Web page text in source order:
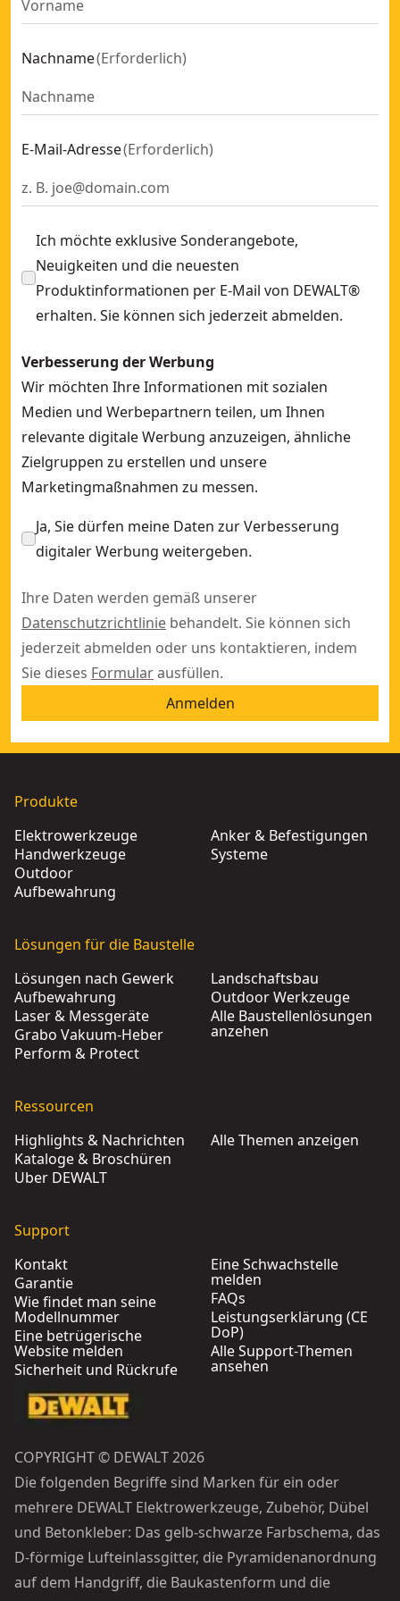
10pc Insert Bundle Pack for Tough Case- SKU:DT70805-QZ
Mittlerer TOUGHCASE™ Koffer inkl. Schüttboxen und
TSTAK®™ IV Werkzeugbox mit zwei Schubladen und
Metallschiene 48" - Integriertes Aufbewahrungssystem
Kunststoffbehälter (Doppelpack) - Integriertes
Nachname(Erforderlich)
E-Mail-Adresse(Erforderlich)
Ich möchte exklusive Sonderangebote,
Neuigkeiten und die neuesten
Produktinformationen per E-Mail von DEWALT®
erhalten. Sie können sich jederzeit abmelden.
Verbesserung der Werbung
Wir möchten Ihre Informationen mit sozialen
Medien und Werbepartnern teilen, um Ihnen
relevante digitale Werbung anzuzeigen, ähnliche
Zielgruppen zu erstellen und unsere
Marketingmaßnahmen zu messen.
Ja, Sie dürfen meine Daten zur Verbesserung
digitaler Werbung weitergeben.
Ihre Daten werden gemäß unserer
Datenschutzrichtlinie behandelt. Sie können sich
jederzeit abmelden oder uns kontaktieren, indem
Sie dieses Formularausfüllen.
Anmelden
Produkte
Elektrowerkzeuge
Handwerkzeuge
Outdoor
Aufbewahrung
Anker & Befestigungen
Systeme
Lösungen für die Baustelle
Lösungen nach Gewerk
Aufbewahrung
Laser & Messgeräte
Grabo Vakuum-Heber
Perform & Protect
Landschaftsbau
Outdoor Werkzeuge
Alle Baustellenlösungen
anzehen
Ressourcen
Highlights & Nachrichten
Kataloge & Broschüren
Über DEWALT
Alle Themen anzeigen
Support
Kontakt
Garantie
Wie findet man seine
Modellnummer
Eine betrügerische
Website melden
Sicherheit und Rückrufe
Eine Schwachstelle
melden
FAQs
Leistungserklärung (CE
DoP)
Alle Support-Themen
ansehen
COPYRIGHT © DEWALT 2026
Die folgenden Begriffe sind Marken für ein oder
mehrere DEWALT Elektrowerkzeuge, Zubehör, Dübel
und Betonkleber: Das gelb-schwarze Farbschema, das
D-förmige Lufteinlassgitter, die Pyramidenanordnung
auf dem Handgriff, die Baukastenform und die